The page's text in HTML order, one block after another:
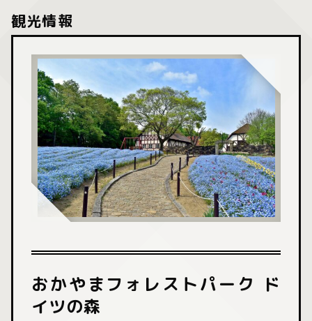
観光情報
おかやまフォレストパーク ド
イツの森